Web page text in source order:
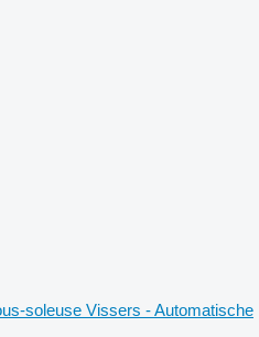
soleuse Vissers - Automatische